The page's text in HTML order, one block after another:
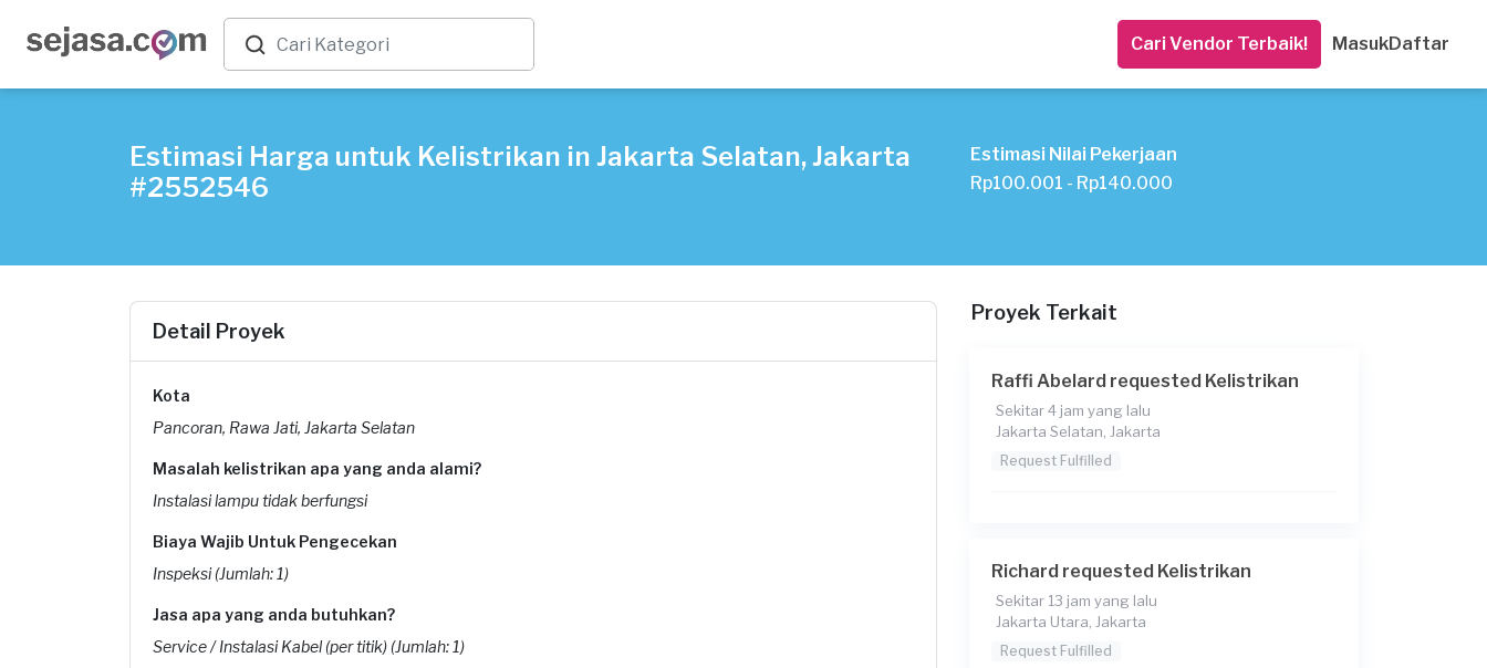
Cari Vendor Terbaik! MasukDaftar
Estimasi Harga untuk Kelistrikan in Jakarta Selatan, Jakarta
#2552546
Estimasi Nilai Pekerjaan
Rp100.001 - Rp140.000
Detail Proyek
Kota
Pancoran, Rawa Jati, Jakarta Selatan
Masalah kelistrikan apa yang anda alami?
Instalasi lampu tidak berfungsi
Biaya Wajib Untuk Pengecekan
Inspeksi (Jumlah: 1)
Jasa apa yang anda butuhkan?
Service / Instalasi Kabel (per titik) (Jumlah: 1)
Proyek Terkait
Raffi Abelard requested Kelistrikan
Sekitar 4 jam yang lalu
Jakarta Selatan, Jakarta
Request Fulfilled
Richard requested Kelistrikan
Sekitar 13 jam yang lalu
Jakarta Utara, Jakarta
Request Fulfilled